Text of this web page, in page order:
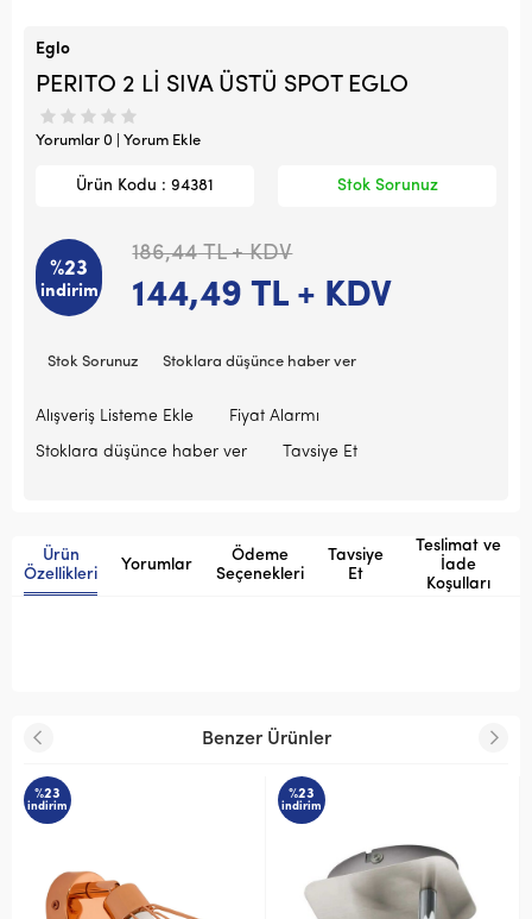
Eglo
PERITO 2 Lİ SIVA ÜSTÜ SPOT EGLO
Yorumlar 0 | Yorum Ekle
Ürün Kodu : 94381 Stok Sorunuz
%23
indirim
186,44TL + KDV
144,49 TL + KDV
Stok Sorunuz Stoklara düşünce haber ver
Alışveriş Listeme Ekle
Fiyat Alarmı
Stoklara düşünce haber ver
Tavsiye Et
Ürün
Özellikleri
Yorumlar
Ödeme
Seçenekleri
Tavsiye
Et
Teslimat ve
İade
Koşulları
Benzer Ürünler
%23
indirim
%23
indirim